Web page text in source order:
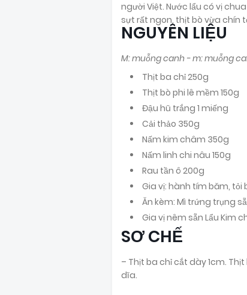
người Việt. Nước lẩu có vị
sựt rất ngon, thịt bò vừa chín
NGUYÊN LIỆU
M: muỗng canh - m: muỗng
Thịt ba chỉ 250g
Thịt bò phi lê mềm 150g
Đậu hũ trắng 1 miếng
Cải thảo 350g
Nấm kim châm 350g
Nấm linh chi nâu 150g
Rau tần ô 200g
Gia vị: hành tím băm, tỏi
Ăn kèm: Mì trứng trụng
Gia vị nêm sẵn Lẩu Kim
SƠ CHẾ
– Thịt ba chỉ cắt dày 1cm.
dĩa.